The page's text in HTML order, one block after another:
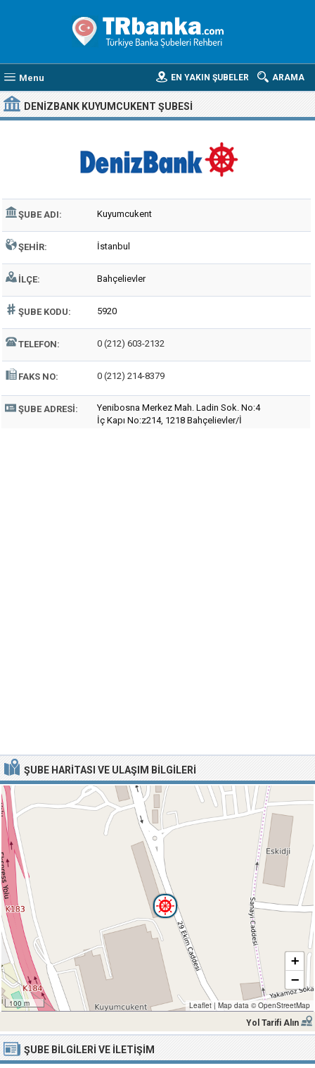
Menu ARAMA
EN YAKIN ŞUBELER
DENIZBANK KUYUMCUKENT ŞUBESI
ŞUBE ADI: Kuyumcukent
ŞEHIR: İstanbul
İLÇE: Bahçelievler
ŞUBE KODU: 5920
TELEFON: 0 (212) 603-2132
FAKS NO: 0 (212) 214-8379
ŞUBE ADRESI:
Yenibosna Merkez Mah. Ladin Sok. No:4
İç Kapı No:z214, 1218 Bahçelievler/İ
ŞUBE HARITASI VE ULAŞIM BILGILERI
100 m
+
−
Leaflet | Map data ©OpenStreetMap
Yol Tarifi Alın
ŞUBE BILGILERI VE İLETIŞIM